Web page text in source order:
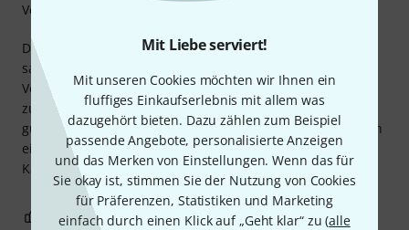
Mit Liebe serviert!
Mit unseren Cookies möchten wir Ihnen ein
fluffiges Einkaufserlebnis mit allem was
dazugehört bieten. Dazu zählen zum Beispiel
passende Angebote, personalisierte Anzeigen
und das Merken von Einstellungen. Wenn das für
Sie okay ist, stimmen Sie der Nutzung von Cookies
für Präferenzen, Statistiken und Marketing
einfach durch einen Klick auf „Geht klar“ zu (alle
Das pro snake 70th Mic Cable 5m überzeugt mit einer
sauberen Signalübertragung und einer hochwertigen
Verarbeitung. Die Stecker sitzen fest und sorgen für eine
zuverlässige Verbindung. Das Kabel ist flexibel, lässt sich
gut aufrollen und verknotet kaum. Für den Preis erhält man
eine wirklich ausgezeichnete Qualität. Klare
Kaufempfehlung!
Verarbeitung
0 BEWERTUNG MELDEN